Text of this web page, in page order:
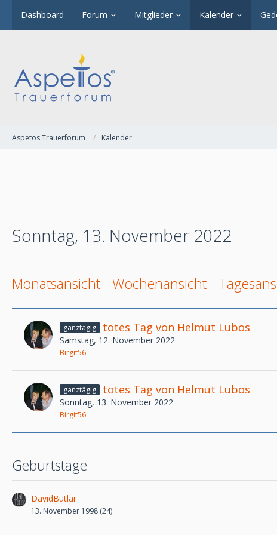
Dashboard Forum Mitglieder Kalender
Aspetos Trauerforum Kalender
Sonntag, 13. November 2022
Monatsansicht Wochenansicht
ganztägig totes Tag von Helmut Lubos
Samstag, 12. November 2022
Birgit56
ganztägig totes Tag von Helmut Lubos
Sonntag, 13. November 2022
Birgit56
Geburtstage
DavidButlar
13. November 1998 (24)